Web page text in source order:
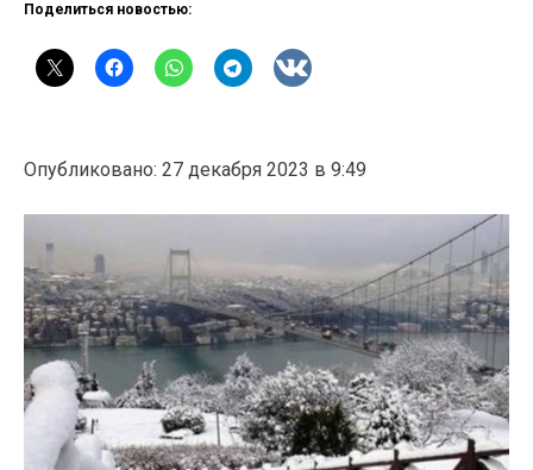
Поделиться новостью:
Опубликовано: 27 декабря 2023 в 9:49